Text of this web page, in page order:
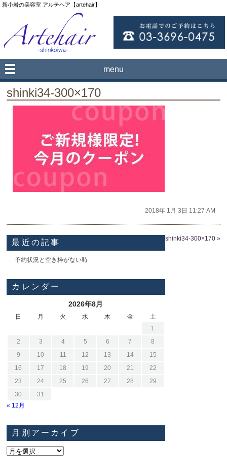
新小岩の美容室 アルテヘア【artehair】
menu
shinki34-300×170
2018年 1月 3日 11:27 AM
shinki34-300×170»
最近の記事
予約状況と空き枠がない時
カレンダー
2026年8月
日 月 火 水 木 金
土
1
2
3 4 5 6 7
8
9
10 11 12 13 14
15
16
17 18 19 20 21
22
23
24 25 26 27 28
29
30
31
« 12月
月別アーカイブ